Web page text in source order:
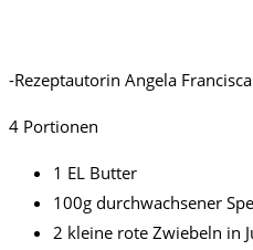
-Rezeptautorin Angela
4 Portionen
1 EL Butter
100g durchwachsener
2 kleine rote Zwiebeln in